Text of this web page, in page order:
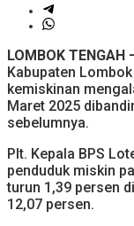
LOMBOK TENGAH
Kabupaten
kemiskinan
Maret 2025
sebelumnya.
Plt. Kepala BPS
penduduk miskin
turun 1,39 persen
12,07 persen.